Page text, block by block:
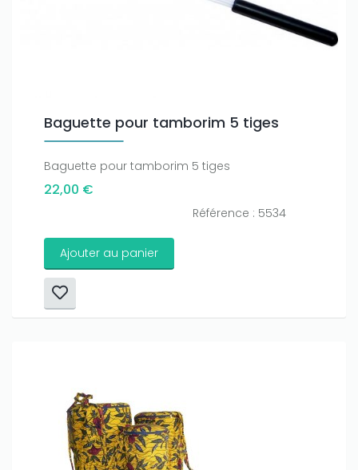
Baguette pour tamborim 5 tiges
Baguette pour tamborim 5 tiges
22,00 €
Référence : 5534
Ajouter au panier